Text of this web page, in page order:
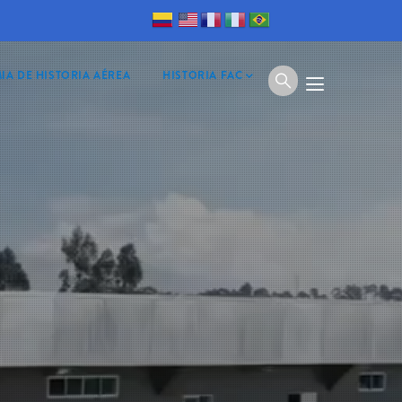
DE HISTORIA AÉREA HISTORIA FAC